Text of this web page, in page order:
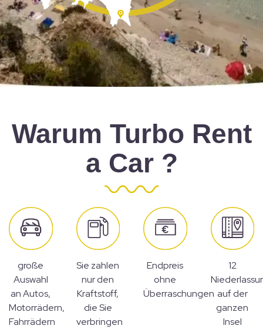
Warum Turbo Rent
a Car ?
große
Auswahl
an Autos,
Motorrädern,
Fahrrädern
Sie zahlen
nur den
Kraftstoff,
die Sie
verbringen
Endpreis
ohne
Überraschungen
12
auf der
ganzen
Insel